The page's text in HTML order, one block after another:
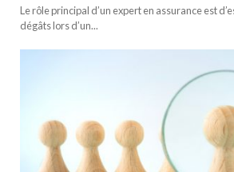
Le rôle principal d’un expert en assurance est
dégâts lors d’un...